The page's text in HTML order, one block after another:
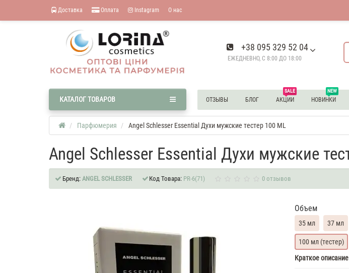
Доставка Оплата Instagram О нас
+38 095 329 52 04
ЕЖЕДНЕВНО, С 8:00 ДО 18:00
ОТЗЫВЫ БЛОГ
SALE
АКЦИИ
NEW
НОВИНКИ
КАТАЛОГ ТОВАРОВ
Парфюмерия Angel Schlesser Essential Духи мужские тестер 100 ML
Angel Schlesser Essential Духи мужские
Бренд: ANGEL SCHLESSER Код Товара: PR-6(71) 0 отзывов
Объем
35 мл 37 мл
100 мл (тестер)
Angel
Краткое описание